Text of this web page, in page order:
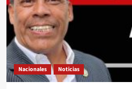
de
la
Silla
Vacía
en
la
opinión
del
Lic
Nacionales Noticias